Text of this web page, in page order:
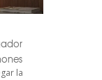
la